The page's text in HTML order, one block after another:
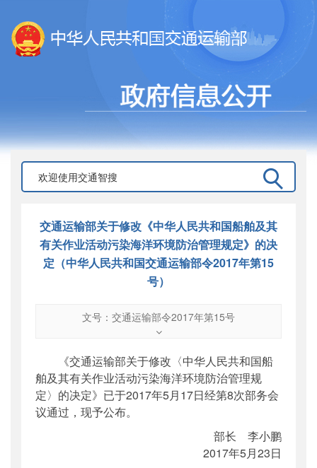
交通运输部关于修改《中华人民共和国船舶及其
有关作业活动污染海洋环境防治管理规定》的决
定（中华人民共和国交通运输部令2017年第15
号）
文号：交通运输部令2017年第15号
交通运输部令2017年第15号
公开日期：2017年06月19日
主题词 ：船舶;有关作业活动;海洋环境;防治;管
理规定
机构分类：法制司
《交通运输部关于修改〈中华人民共和国船
舶及其有关作业活动污染海洋环境防治管理规
定〉的决定》已于2017年5月17日经第8次部务会
议通过，现予公布。
部长 李小鹏
2017年5月23日